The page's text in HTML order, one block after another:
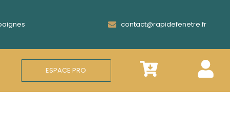
contact@rapidefenetre.fr
ESPACE PRO